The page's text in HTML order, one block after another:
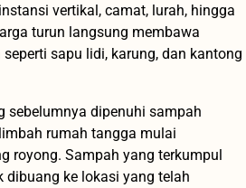
vertikal, camat, lurah, hingga
turun langsung membawa
sapu lidi, karung, dan kantong
sebelumnya dipenuhi sampah
rumah tangga mulai
royong. Sampah yang terkumpul
ke lokasi yang telah